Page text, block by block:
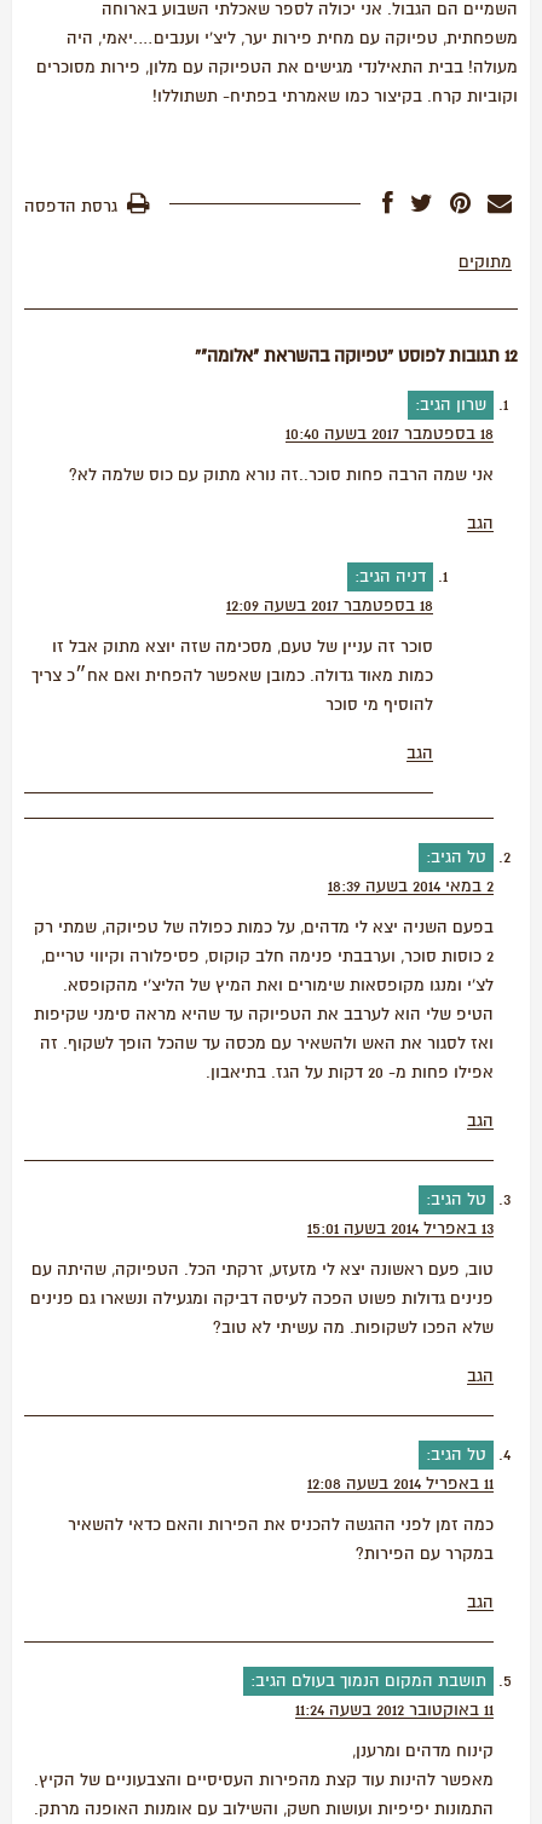
השמיים הם הגבול. אני יכולה לספר שאכלתי השבוע בארוחה
משפחתית, טפיוקה עם מחית פירות יער, ליצ'י וענבים….יאמי, היה
מעולה! בבית התאילנדי מגישים את הטפיוקה עם מלון, פירות מסוכרים
וקוביות קרח. בקיצור כמו שאמרתי בפתיח- תשתוללו!
גרסת הדפסה
מתוקים
12 תגובות לפוסט “טפיוקה בהשראת "אלומה"”
שרון הגיב:
18 בספטמבר 2017 בשעה 10:40
אני שמה הרבה פחות סוכר..זה נורא מתוק עם כוס שלמה לא?
הגב
דניה הגיב:
18 בספטמבר 2017 בשעה 12:09
סוכר זה עניין של טעם, מסכימה שזה יוצא מתוק אבל זו
כמות מאוד גדולה. כמובן שאפשר להפחית ואם אח״כ צריך
להוסיף מי סוכר
הגב
טל הגיב:
2 במאי 2014 בשעה 18:39
בפעם השניה יצא לי מדהים, על כמות כפולה של טפיוקה, שמתי רק
2 כוסות סוכר, וערבבתי פנימה חלב קוקוס, פסיפלורה וקיווי טריים,
לצ'י ומנגו מקופסאות שימורים ואת המיץ של הליצ'י מהקופסא.
הטיפ שלי הוא לערבב את הטפיוקה עד שהיא מראה סימני שקיפות
ואז לסגור את האש ולהשאיר עם מכסה עד שהכל הופך לשקוף. זה
אפילו פחות מ- 20 דקות על הגז. בתיאבון.
הגב
טל הגיב:
13 באפריל 2014 בשעה 15:01
טוב, פעם ראשונה יצא לי מזעזע, זרקתי הכל. הטפיוקה, שהיתה עם
פנינים גדולות פשוט הפכה לעיסה דביקה ומגעילה ונשארו גם פנינים
שלא הפכו לשקופות. מה עשיתי לא טוב?
הגב
טל הגיב:
11 באפריל 2014 בשעה 12:08
כמה זמן לפני ההגשה להכניס את הפירות והאם כדאי להשאיר
במקרר עם הפירות?
הגב
תושבת המקום הנמוך בעולם הגיב:
11 באוקטובר 2012 בשעה 11:24
קינוח מדהים ומרענן,
מאפשר להינות עוד קצת מהפירות העסיסיים והצבעוניים של הקיץ.
התמונות יפיפיות ועושות חשק, והשילוב עם אומנות האופנה מרתק.